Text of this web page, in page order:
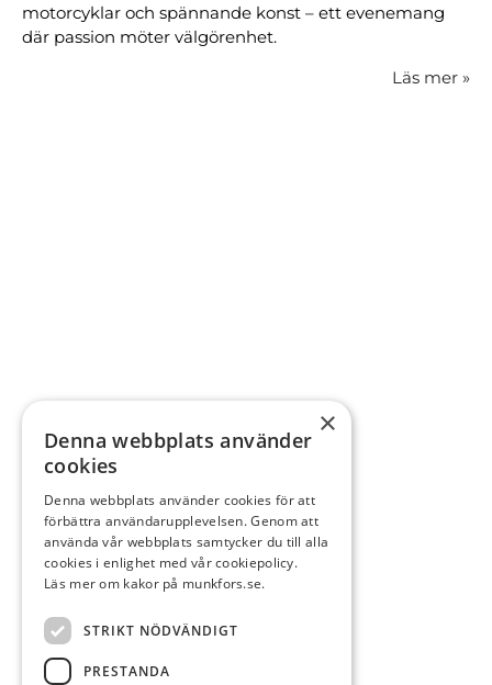
motorcyklar och spännande konst – ett evenemang
där passion möter välgörenhet.
Läs mer »
×
Denna webbplats använder
cookies
Denna webbplats använder cookies för att
förbättra användarupplevelsen. Genom att
använda vår webbplats samtycker du till alla
cookies i enlighet med vår cookiepolicy.
Läs mer om kakor på munkfors.se.
STRIKT NÖDVÄNDIGT
PRESTANDA